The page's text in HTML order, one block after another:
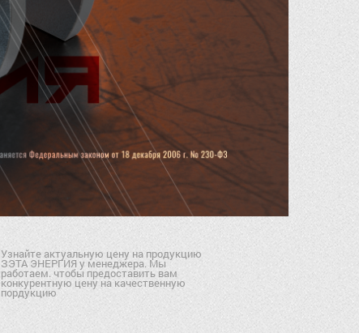
Узнайте актуальную цену на продукцию
ЗЭТА ЭНЕРГИЯ у менеджера. Мы
работаем. чтобы предоставить вам
конкурентную цену на качественную
пордукцию